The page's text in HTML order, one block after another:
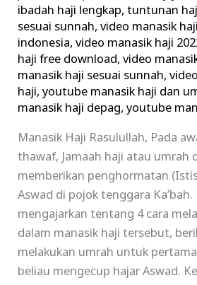
ibadah haji lengkap,tuntunan
sesuai sunnah,video manasik
indonesia,video manasik haji
haji free download,video
manasik haji sesuai sunnah,
haji,youtube manasik haji dan
manasik haji depag,youtube
Manasik Haji Rasulullah, Pada
thawaf, Jamaah haji atau umrah
memberikan penghormatan
Aswad di pojok tenggara
mengajarkan tentang 4 cara
dalam manasik haji tersebut,
melakukan umrah untuk
beliau mengecup hajar Aswad.